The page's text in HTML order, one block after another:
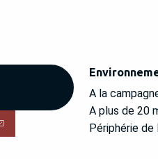
A la
A plus de 20
Périphérie de